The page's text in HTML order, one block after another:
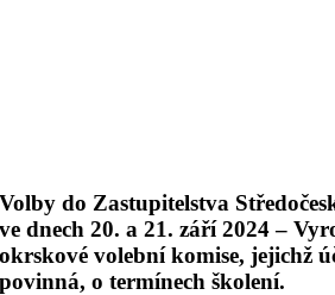
Volby do Zastupitelstva
ve dnech 20. a 21. září 2024 –
okrskové volební komise, jejichž
povinná, o termínech školení.